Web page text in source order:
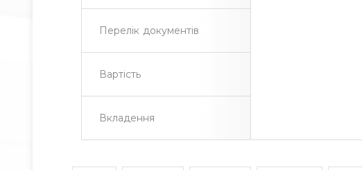
Перелік документів
Вартість
Вкладення